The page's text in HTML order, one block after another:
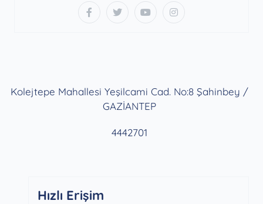
Kolejtepe Mahallesi Yeşilcami Cad. No:8 Şahinbey /
GAZİANTEP
4442701
Hızlı Erişim